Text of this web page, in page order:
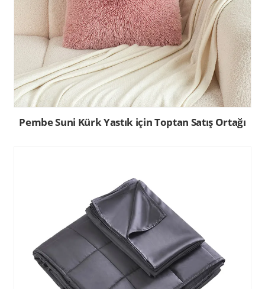
Pembe Suni Kürk Yastık için Toptan Satış Ortağı